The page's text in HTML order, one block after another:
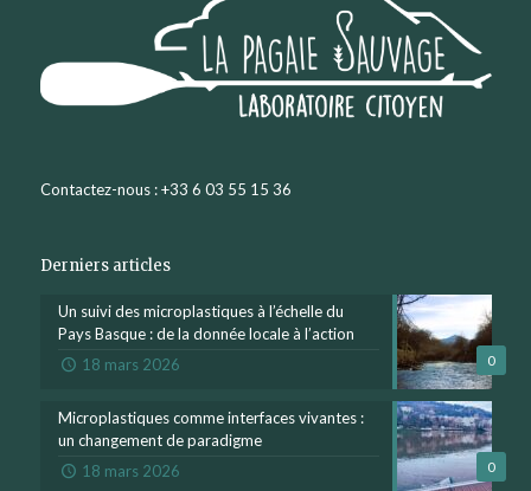
Contactez-nous : +33 6 03 55 15 36
Derniers articles
0
Un suivi des microplastiques à l’échelle du
Pays Basque : de la donnée locale à l’action
18 mars 2026
0
Microplastiques comme interfaces vivantes :
un changement de paradigme
18 mars 2026